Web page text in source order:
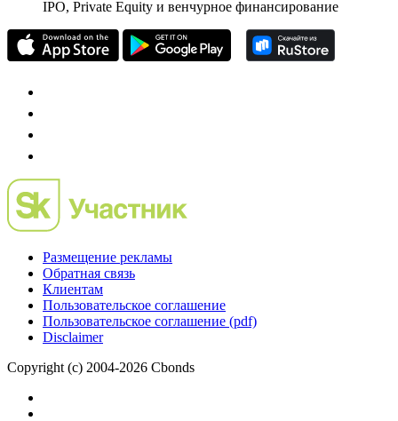
IPO, Private Equity и венчурное финансирование
Размещение рекламы
Обратная связь
Клиентам
Пользовательское соглашение
Пользовательское соглашение (pdf)
Disclaimer
Copyright (c) 2004-2026 Cbonds